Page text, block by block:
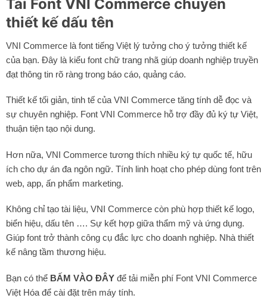
Tải Font VNI Commerce chuyên
thiết kế dấu tên
VNI Commerce là font tiếng Việt lý tưởng cho ý tưởng thiết kế
của bạn. Đây là kiểu font chữ trang nhã giúp doanh nghiệp truyền
đạt thông tin rõ ràng trong báo cáo, quảng cáo.
Thiết kế tối giản, tinh tế của VNI Commerce tăng tính dễ đọc và
sự chuyên nghiệp. Font VNI Commerce hỗ trợ đầy đủ ký tự Việt,
thuận tiện tạo nội dung.
Hơn nữa, VNI Commerce tương thích nhiều ký tự quốc tế, hữu
ích cho dự án đa ngôn ngữ. Tính linh hoạt cho phép dùng font trên
web, app, ấn phẩm marketing.
Không chỉ tạo tài liệu, VNI Commerce còn phù hợp thiết kế logo,
biển hiệu, dấu tên …. Sự kết hợp giữa thẩm mỹ và ứng dụng.
Giúp font trở thành công cụ đắc lực cho doanh nghiệp. Nhà thiết
kế nâng tầm thương hiệu.
Bạn có thể BẤM VÀO ĐÂY để tải miễn phí Font VNI Commerce
Việt Hóa để cài đặt trên máy tính.